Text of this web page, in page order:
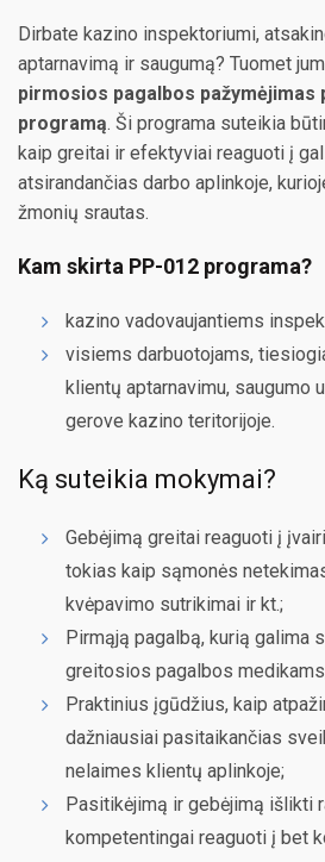
Dirbate kazino inspektoriumi,
aptarnavimą ir saugumą? Tuomet
pirmosios pagalbos pažymėjimas
programą. Ši programa suteikia
kaip greitai ir efektyviai reaguoti į
atsirandančias darbo aplinkoje,
žmonių srautas.
Kam skirta PP-012 programa?
kazino vadovaujantiems
visiems darbuotojams,
klientų aptarnavimu, saugumo
gerove kazino teritorijoje.
Ką suteikia mokymai?
Gebėjimą greitai reaguoti į
tokias kaip sąmonės
kvėpavimo sutrikimai ir kt.;
Pirmąją pagalbą, kurią galima
greitosios pagalbos
Praktinius įgūdžius, kaip
dažniausiai pasitaikančias
nelaimes klientų aplinkoje;
Pasitikėjimą ir gebėjimą išlikti
kompetentingai reaguoti į bet